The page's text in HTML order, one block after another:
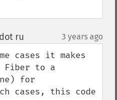
ru 3 years ago
cases it makes
Fiber to a
for
cases, this code